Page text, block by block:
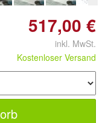
517,00 €
inkl. MwSt.
Kostenloser Versand